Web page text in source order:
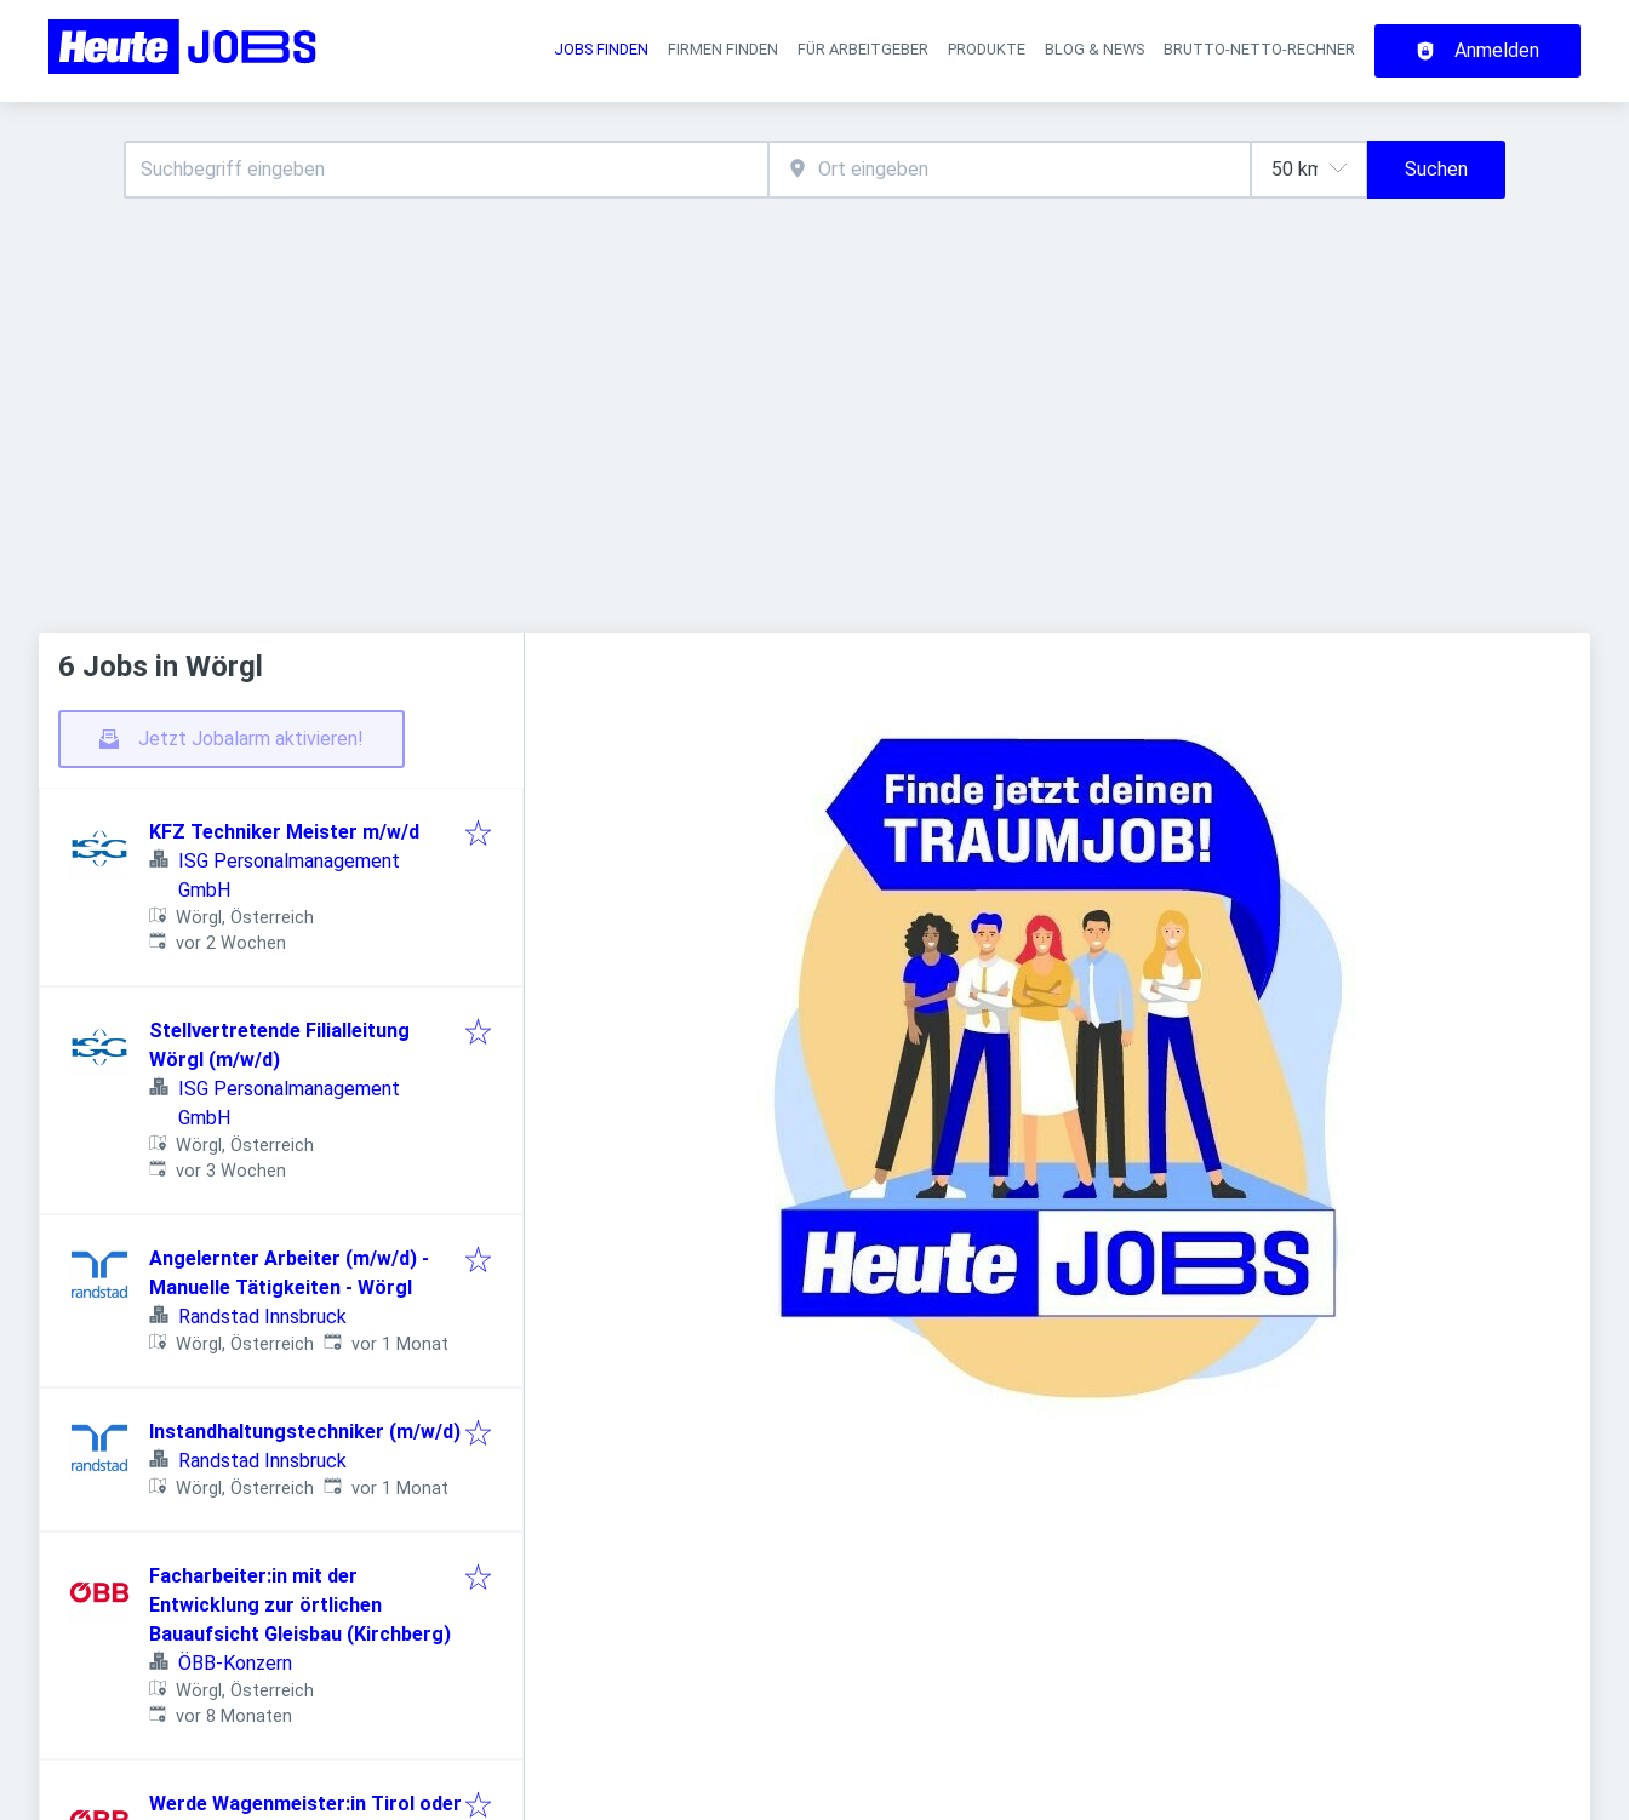
Haupt-Navigation
JOBS FINDEN FIRMEN FINDEN FÜR ARBEITGEBER PRODUKTE BLOG & NEWS BRUTTO-NETTO-RECHNER Anmelden
Suchen
6 Jobs in Wörgl
Jetzt Jobalarm aktivieren!
KFZ Techniker Meister m/w/d
ISG Personalmanagement
GmbH
Wörgl, Österreich
Veröffentlicht:
vor 2 Wochen
Stellvertretende Filialleitung
Wörgl (m/w/d)
ISG Personalmanagement
GmbH
Wörgl, Österreich
Veröffentlicht:
vor 3 Wochen
Angelernter Arbeiter (m/w/d) -
Manuelle Tätigkeiten - Wörgl
Randstad Innsbruck
Wörgl, Österreich Veröffentlicht:
vor 1 Monat
Instandhaltungstechniker (m/w/d)
Randstad Innsbruck
Wörgl, Österreich Veröffentlicht:
vor 1 Monat
Facharbeiter:in mit der
Entwicklung zur örtlichen
Bauaufsicht Gleisbau (Kirchberg)
ÖBB-Konzern
Wörgl, Österreich
Veröffentlicht:
vor 8 Monaten
Werde Wagenmeister:in Tirol oder